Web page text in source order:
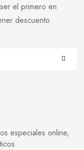
especiales online,
el primero en
descuento